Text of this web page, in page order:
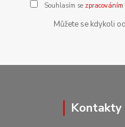
Souhlasím se zpracováním
Můžete se kdykoli
Kontakty